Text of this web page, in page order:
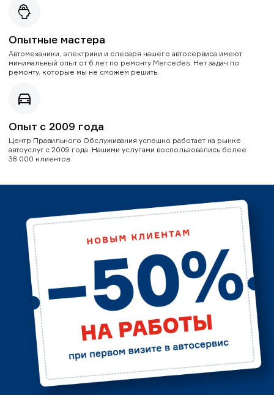
Опытные мастера
Автомеханики, электрики и слесаря нашего автосервиса имеют
минимальный опыт от 6 лет по ремонту Mercedes. Нет задач по
ремонту, которые мы не сможем решить.
Опыт с 2009 года
Центр Правильного Обслуживания успешно работает на рынке
автоуслуг с 2009 года. Нашими услугами воспользовались более
38 000 клиентов.